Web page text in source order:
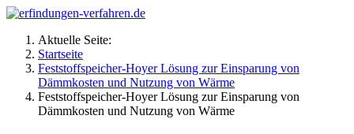
Aktuelle Seite:
Startseite
Feststoffspeicher-Hoyer Lösung zur Einsparung von
Dämmkosten und Nutzung von Wärme
Feststoffspeicher-Hoyer Lösung zur Einsparung von
Dämmkosten und Nutzung von Wärme